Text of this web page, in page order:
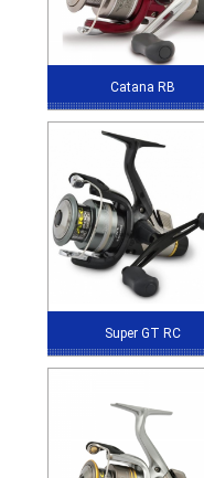
Catana RB
Super GT RC